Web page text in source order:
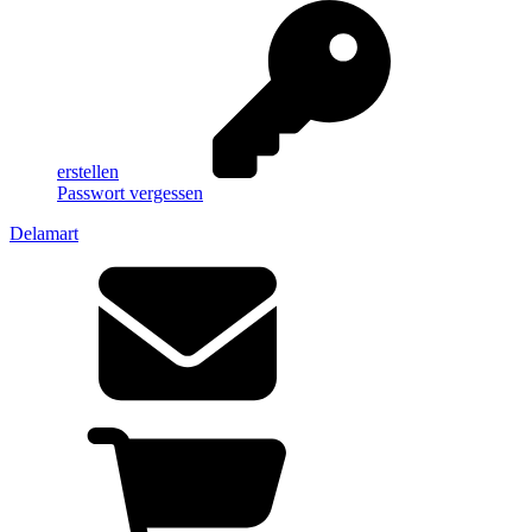
erstellen
Passwort vergessen
Delamart